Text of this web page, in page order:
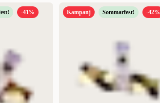
-41% Kampanj Sommarfest! -42%